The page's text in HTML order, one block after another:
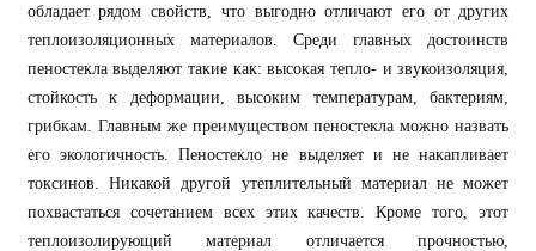
обладает рядом свойств, что выгодно отличают его от других
теплоизоляционных материалов. Среди главных достоинств
пеностекла выделяют такие как: высокая тепло- и звукоизоляция,
стойкость к деформации, высоким температурам, бактериям,
грибкам. Главным же преимуществом пеностекла можно назвать
его экологичность. Пеностекло не выделяет и не накапливает
токсинов. Никакой другой утеплительный материал не может
похвастаться сочетанием всех этих качеств. Кроме того, этот
теплоизолирующий материал отличается прочностью,